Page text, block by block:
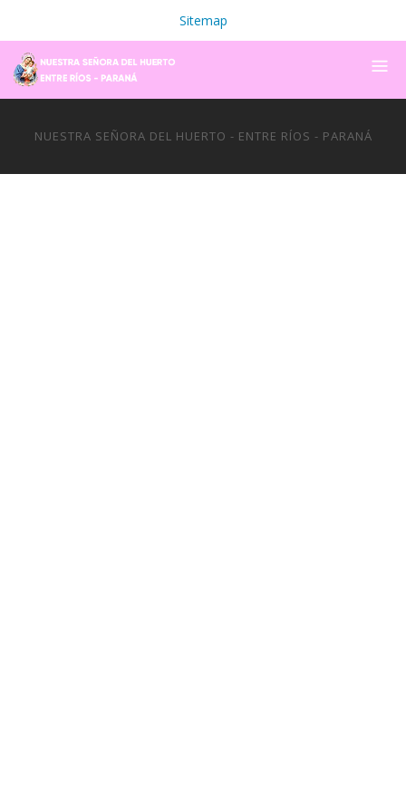
Sitemap
NUESTRA SEÑORA DEL HUERTO - ENTRE RÍOS - PARANÁ